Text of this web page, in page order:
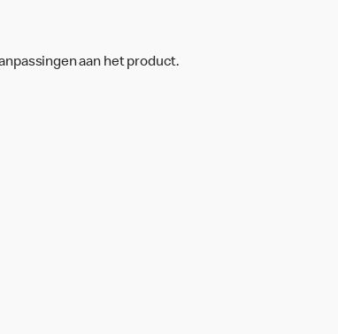
aan het product.